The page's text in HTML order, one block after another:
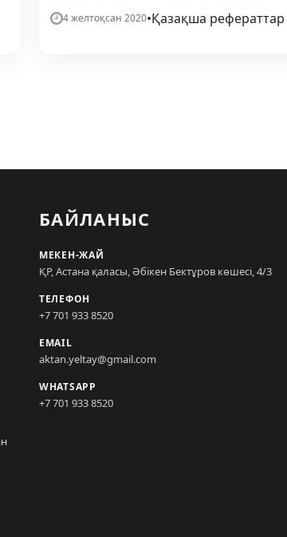
4 желтоқсан 2020•Қазақша рефераттар
БАЙЛАНЫС
МЕКЕН-ЖАЙ
ҚР, Астана қаласы, Әбікен Бектұров көшесі, 4/3
ТЕЛЕФОН
+7 701 933 8520
EMAIL
aktan.yeltay@gmail.com
WHATSAPP
+7 701 933 8520